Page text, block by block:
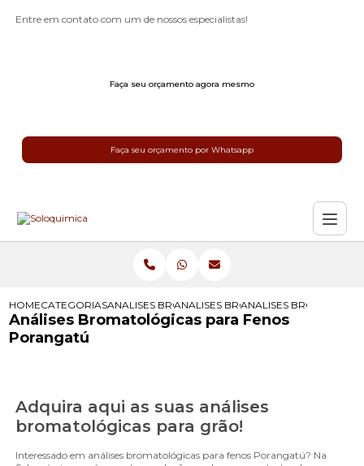
Entre em contato com um de nossos especialistas!
Faça seu orçamento agora mesmo
Faça seu orçamento por Whatsapp
HOMECATEGORIASANALISES BROMATOLOGICAS
ANALISES BROMATOLOGICAS PARA
ANALISES
Análises Bromatológicas para Fenos
Porangatú
Adquira aqui as suas análises
bromatológicas para grão!
Interessado em análises bromatológicas para fenos Porangatú? Na